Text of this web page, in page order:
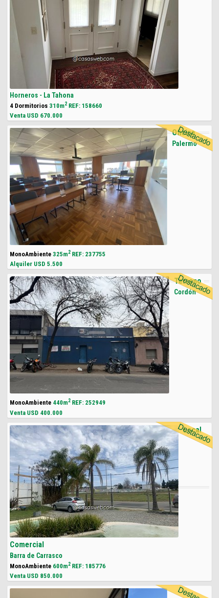
Horneros - La Tahona
4 Dormitorios 310m2REF: 158660
Venta USD 670.000
Oficina
Palermo
MonoAmbiente 325m2REF: 237755
Alquiler USD 5.500
Terreno
Cordón
MonoAmbiente 440m2REF: 252949
Venta USD 400.000
Local
Comercial
Barra de Carrasco
MonoAmbiente 600m2REF: 185776
Venta USD 850.000